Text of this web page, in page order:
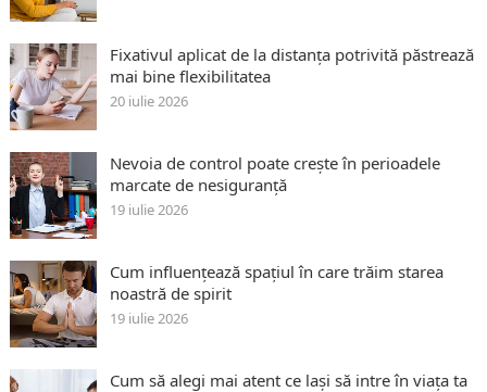
Fixativul aplicat de la distanța potrivită păstrează
mai bine flexibilitatea
20 iulie 2026
Nevoia de control poate crește în perioadele
marcate de nesiguranță
19 iulie 2026
Cum influențează spațiul în care trăim starea
noastră de spirit
19 iulie 2026
Cum să alegi mai atent ce lași să intre în viața ta